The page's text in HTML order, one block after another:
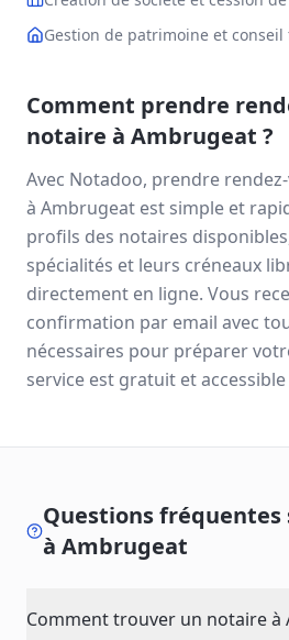
Gestion de patrimoine et conseil
Comment prendre
notaire à Ambrugeat ?
Avec Notadoo, prendre
à Ambrugeat est simple et
profils des notaires
spécialités et leurs créneaux
directement en ligne. Vous
confirmation par email avec
nécessaires pour préparer
service est gratuit et
Questions
àAmbrugeat
Comment trouver un notaire à